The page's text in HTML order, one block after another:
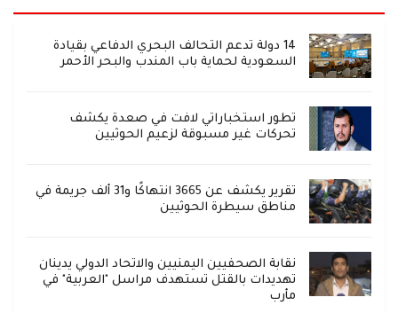
14 دولة تدعم التحالف البحري الدفاعي بقيادة
السعودية لحماية باب المندب والبحر الأحمر
تطور استخباراتي لافت في صعدة يكشف
تحركات غير مسبوقة لزعيم الحوثيين
تقرير يكشف عن 3665 انتهاكًا و31 ألف جريمة في
مناطق سيطرة الحوثيين
نقابة الصحفيين اليمنيين والاتحاد الدولي يدينان
تهديدات بالقتل تستهدف مراسل "العربية" في
مأرب